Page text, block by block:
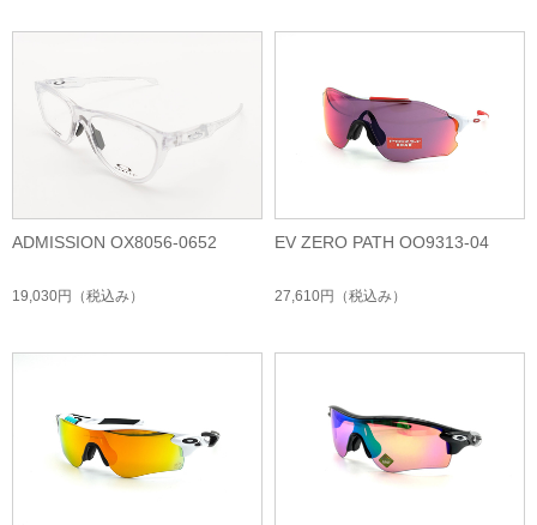
ADMISSION OX8056-0652
19,030円 （税込み）
EV ZERO PATH OO9313-04
27,610円 （税込み）